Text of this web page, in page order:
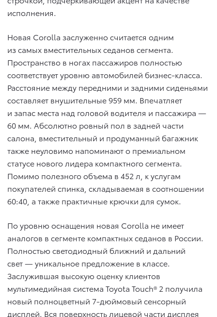
исполнения.
Новая Corolla заслуженно считается одним
из самых вместительных седанов сегмента.
Пространство в ногах пассажиров полностью
соответствует уровню автомобилей бизнес-класса.
Расстояние между передними и задними сиденьями
составляет внушительные 959 мм. Впечатляет
и запас места над головой водителя и пассажира —
60 мм. Абсолютно ровный пол в задней части
салона, вместительный и продуманный багажник
также неуловимо напоминают о премиальном
статусе нового лидера компактного сегмента.
Помимо полезного объема в 452 л, к услугам
покупателей спинка, складываемая в соотношении
60:40, а также практичные крючки для сумок.
По уровню оснащения новая Corolla не имеет
аналогов в сегменте компактных седанов в России.
Полностью светодиодный ближний и дальний
свет — уникальное предложение в классе.
Заслужившая высокую оценку клиентов
мультимедийная система Toyota Touch® 2 получила
новый полноцветный 7-дюймовый сенсорный
дисплей. Вся поверхность лицевой части дисплея